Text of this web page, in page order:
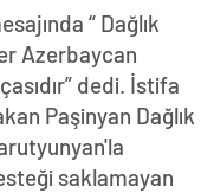
“ Dağlık
Azerbaycan
dedi. İstifa
Paşinyan Dağlık
saklamayan